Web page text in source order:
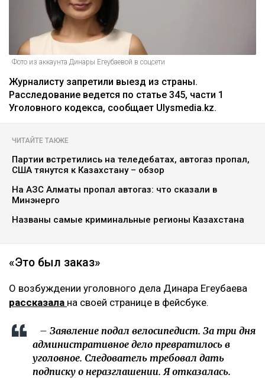
Фото из аккаунта Динары Егеубаевой в соцсети
Журналисту запретили выезд из страны.
Расследование ведется по статье 345, части 1
Уголовного кодекса, сообщает Ulysmedia.kz.
ЧИТАЙТЕ ТАКЖЕ
Партии встретились на теледебатах, автогаз пропал,
США тянутся к Казахстану – обзор
На АЗС Алматы пропал автогаз: что сказали в
Минэнерго
Названы самые криминальные регионы Казахстана
«Это был заказ»
О возбуждении уголовного дела Динара Егеубаева
рассказала на своей странице в фейсбуке.
– Заявление подал велосипедист. За три дня
административное дело превратилось в
уголовное. Следователь требовал дать
подписку о неразглашении. Я отказалась.